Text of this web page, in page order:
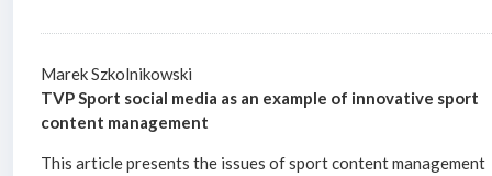
Marek Szkolnikowski
TVP Sport social media as an example of innovative sport
content management
This article presents the issues of sport content management